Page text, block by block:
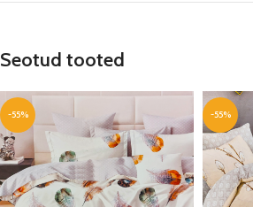
Seotud tooted
-55% -55%